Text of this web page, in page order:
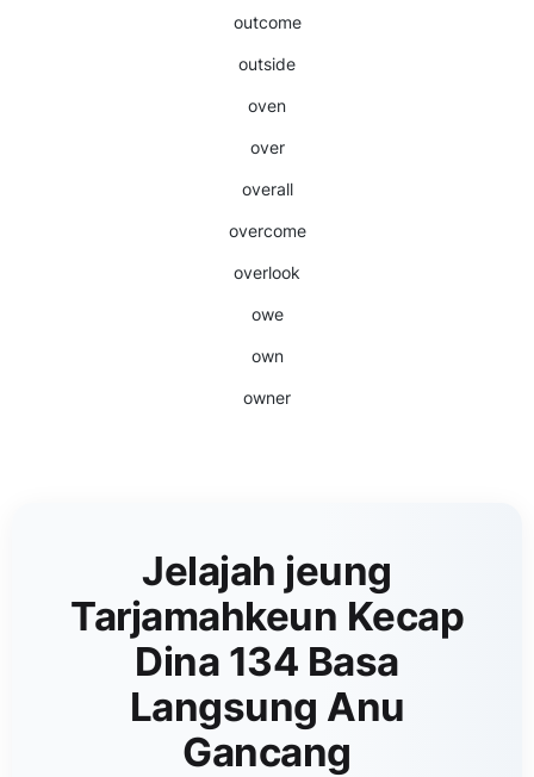
outcome
outside
oven
over
overall
overcome
overlook
owe
own
owner
Jelajah jeung
Tarjamahkeun Kecap
Dina 134 Basa
Langsung Anu
Gancang